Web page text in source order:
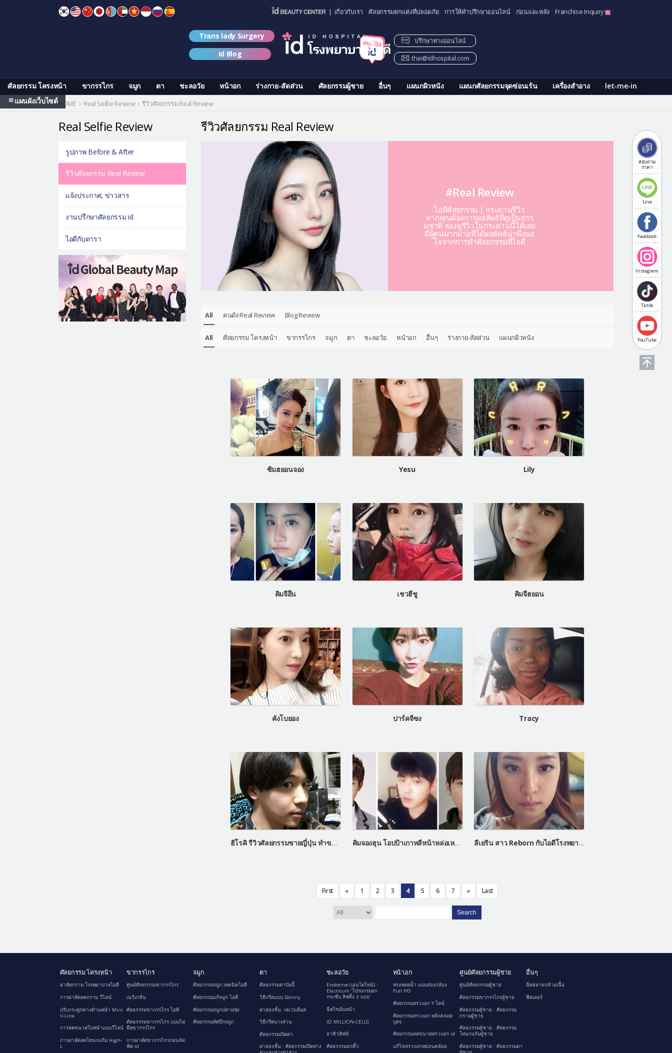
| เกี่ยวกับเรา ศัลยกรรมตกแต่งที่ปลอดภัย การให้คำปรึกษาออนไลน์ ก่อนและหลัง Franchise Inquiry
ศัลยกรรม โครงหน้า ขากรรไกร จมูก ตา ชะลอวัย หน้าอก ร่างกาย-สัดส่วน ศัลยกรรมผู้ชาย อื่นๆ แผนกผิวหนัง แผนกศัลยกรรมจุดซ่อนเร้น เครื่องสำอาง
let-me-in
แผนผังเว็บไซต์
Trans lady Surgery
Id Blog
ปรึกษาทางออนไลน์
thai@idhospital.com
สอบถาม
ราคา
Line
Facebook
Instagram
Tictok
YouTube
HOME Real Selfie Review รีวิวศัลยกรรม Real Review
รีวิวศัลยกรรม Real Review
#Real Review
ไอดีศัลยกรรม | กระดานรีวิว
หากคุณต้องการผลลัพธ์ที่ดูเป็นธรร
มชาติ ลองดูรีวิวในกระดานนี้ได้เลย
มีผู้คนมากมายที่ได้ผลลัพธ์น่าพึงพอ
ใจจากการทำศัลยกรรมที่ไอดี
All คนดัง Real Review Blog Review
All ศัลยกรรม โครงหน้า ขากรรไกร จมูก ตา ชะลอวัย หน้าอก อื่นๆ ร่างกาย-สัดส่วน แผนกผิวหนัง
ซิมฮยอนจอง Yesu Lily
คิมจีอึน เชวฮีชู คิมจีฮยอน
คังโบยอง ปาร์คจีซง Tracy
ฮิโรคิ รีวิวศัลยกรรมชายญี่ปุ่น ทำขากรรไกรเหมือนชายรายการเลทมีอิน คิมจองฮุน โอปป้าเกาหลีหน้าหล่อเหมือน Let Me In ลีเยริน สาว Reborn กับไอดีโรงพยาบาลเลทมีอิน
First « 1 2 3 4 5 6 7 » Last
Search
Real Selfie Review
รูปภาพ Before & After
รีวิวศัลยกรรม Real Review
แจ้งประกาศ, ข่าวสาร
งานปรึกษาศัลยกรรม id
ไอดีกับดารา
ศัลยกรรม โครงหน้า
ผ่าตัดกราม โรงพยาบาลไอดี
การผ่าตัดลดกราม วีไลน์
ปรับกระดูกคางด้านหน้า Mini
V-Line
การลดขนาดใบหน้าแบบวีไลน์
การผ่าตัดลดโหนกแก้ม High-
L
ขากรรไกร
ศูนย์ศัลยกรรมขากรรไกร
เนวิเกชั่น
ศัลยกรรมขากรรไกร ไอดี
ศัลยกรรมขากรรไกร แบบไม่
ยึดขากรรไกร
การผ่าตัดขากรรไกรก่อนจัด
ฟัด id
จมูก
ศัลยกรรมจมูก เทคนิคไอดี
ศัลยกรรมแก้จมูก ไอดี
ศัลยกรรมจมูกปลายพุ่ง
ศัลยกรรมตัดปีกจมูก
ตา
ศัลยกรรมตาบัมบี้
วิธีกรีดแบบ Skinny
ตาสองชั้น: เซเว่นล็อค
วิธีกรีดบางส่วน
ศัลยกรรมเปิดตา
ตาสองชั้น : ศัลยกรรมเปิดหาง
ชะลอวัย
Endotine (เอนโดไทน์) ∙
Elasticum ‘โปรแกรมยก
กระชับ ลิฟติ้ง 3 แบบ’
ฉีดไขมันหน้า
ID MILLION-CELLS
อาคิวลิฟท์
ศัลยกรรมยกคิ้ว
หน้าอก
ทรงหยดน้ำ แบบส่องกล้อง
Full HD
ศัลยกรรมทรวงอก Y ไลน์
ศัลยกรรมทรวงอก หลังคลอด
บุตร
ศัลยกรรมลดขนาดทรวงอก id
แก้ไขทรวงอกหย่อนคล้อย
ศูนย์ศัลยกรรมผู้ชาย
ศูนย์ศัลยกรรมผู้ชาย
ศัลยกรรมขากรรไกรผู้ชาย
ศัลยกรรมผู้ชาย : ศัลยกรรม
กรามผู้ชาย
ศัลยกรรมผู้ชาย : ศัลยกรรม
โหนกแก้มผู้ชาย
ศัลยกรรมผู้ชาย : ศัลยกรรมตา
อื่นๆ
ฉีดสลายกล้ามเนื้อ
ฟิลเลอร์